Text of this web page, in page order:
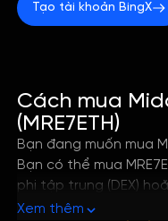
Tạo tài khoản BingX
Cách mua
(MRE7ETH)
Bạn đang muốn mua
Bạn có thể mua
phi tập trung (DEX)
chỉ với vài bước đơn
Xem thêm